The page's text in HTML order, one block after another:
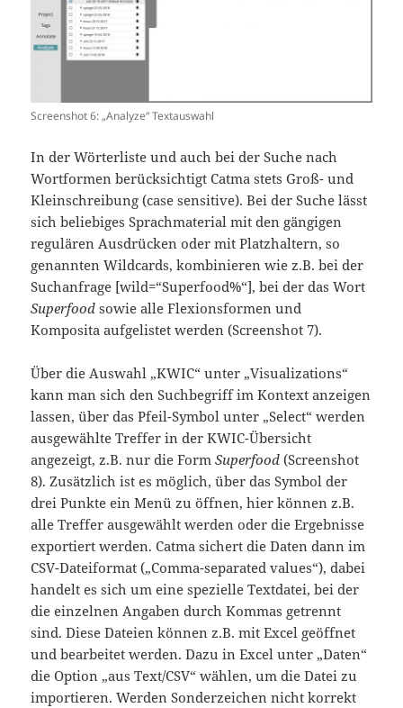
Screenshot 6: „Analyze“ Textauswahl
In der Wörterliste und auch bei der Suche nach
Wortformen berücksichtigt Catma stets Groß- und
Kleinschreibung (case sensitive). Bei der Suche lässt
sich beliebiges Sprachmaterial mit den gängigen
regulären Ausdrücken oder mit Platzhaltern, so
genannten Wildcards, kombinieren wie z.B. bei der
Suchanfrage [wild=“Superfood%“], bei der das Wort
Superfood sowie alle Flexionsformen und
Komposita aufgelistet werden (Screenshot 7).
Über die Auswahl „KWIC“ unter „Visualizations“
kann man sich den Suchbegriff im Kontext anzeigen
lassen, über das Pfeil-Symbol unter „Select“ werden
ausgewählte Treffer in der KWIC-Übersicht
angezeigt, z.B. nur die FormSuperfood (Screenshot
8). Zusätzlich ist es möglich, über das Symbol der
drei Punkte ein Menü zu öffnen, hier können z.B.
alle Treffer ausgewählt werden oder die Ergebnisse
exportiert werden. Catma sichert die Daten dann im
CSV-Dateiformat („Comma-separated values“), dabei
handelt es sich um eine spezielle Textdatei, bei der
die einzelnen Angaben durch Kommas getrennt
sind. Diese Dateien können z.B. mit Excel geöffnet
und bearbeitet werden. Dazu in Excel unter „Daten“
die Option „aus Text/CSV“ wählen, um die Datei zu
importieren. Werden Sonderzeichen nicht korrekt